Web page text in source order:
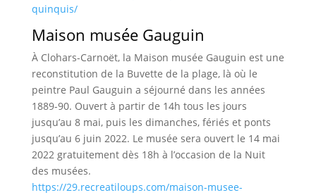
quinquis/
Maison musée Gauguin
À Clohars-Carnoët, la Maison musée Gauguin est une
reconstitution de la Buvette de la plage, là où le
peintre Paul Gauguin a séjourné dans les années
1889-90. Ouvert à partir de 14h tous les jours
jusqu’au 8 mai, puis les dimanches, fériés et ponts
jusqu’au 6 juin 2022. Le musée sera ouvert le 14 mai
2022 gratuitement dès 18h à l’occasion de la Nuit
des musées.
https://29.recreatiloups.com/maison-musee-